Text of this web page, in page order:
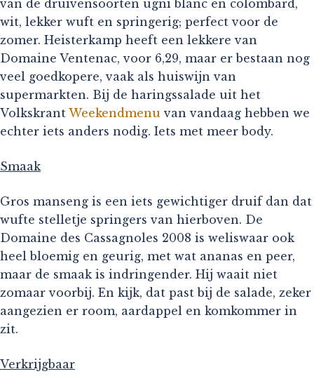
van de druivensoorten ugni blanc en colombard,
wit, lekker wuft en springerig; perfect voor de
zomer. Heisterkamp heeft een lekkere van
Domaine Ventenac, voor 6,29, maar er bestaan nog
veel goedkopere, vaak als huiswijn van
supermarkten. Bij de haringssalade uit het
Volkskrant Weekendmenuvan vandaag hebben we
echter iets anders nodig. Iets met meer body.
Smaak
Gros manseng is een iets gewichtiger druif dan dat
wufte stelletje springers van hierboven. De
Domaine des Cassagnoles 2008 is weliswaar ook
heel bloemig en geurig, met wat ananas en peer,
maar de smaak is indringender. Hij waait niet
zomaar voorbij. En kijk, dat past bij de salade, zeker
aangezien er room, aardappel en komkommer in
zit.
Verkrijgbaar